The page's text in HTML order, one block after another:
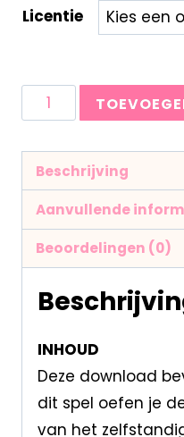
Licentie
Beschrijving
Aanvullende
Beoordelingen (0)
INHOUD
Deze download
dit spel oefen je
van het